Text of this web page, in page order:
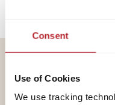
Consent
Use of Cookies
We use tracking
LMC ist ein
Vans unter